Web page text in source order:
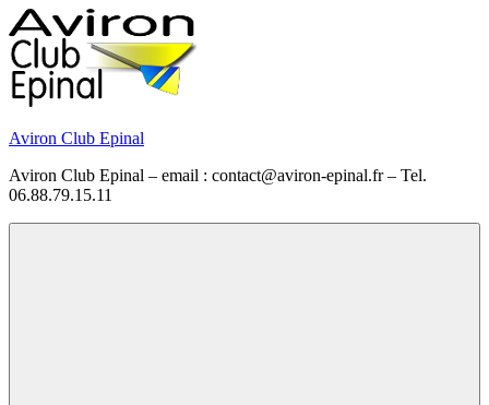
Skip
to
content
Aviron Club Epinal
Aviron Club Epinal – email : contact@aviron-epinal.fr – Tel.
06.88.79.15.11